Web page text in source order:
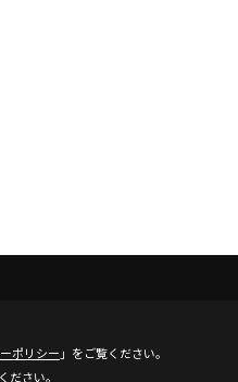
All Rights Reserved.
ポリシー 」をご覧ください。
さい。